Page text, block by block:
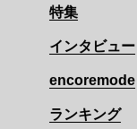
特集
インタビュー
encoremode
ランキング